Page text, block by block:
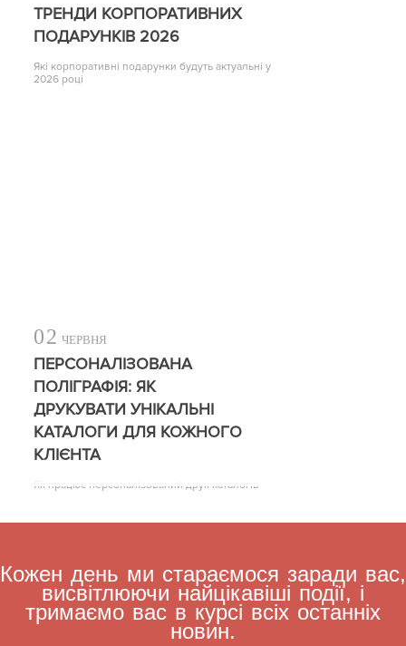
ТРЕНДИ КОРПОРАТИВНИХ
ПОДАРУНКІВ 2026
Які корпоративні подарунки будуть актуальні у
2026 році
02 ЧЕРВНЯ
ПЕРСОНАЛІЗОВАНА
ПОЛІГРАФІЯ: ЯК
ДРУКУВАТИ УНІКАЛЬНІ
КАТАЛОГИ ДЛЯ КОЖНОГО
КЛІЄНТА
Як працює персоналізований друк каталогів
Кожен день ми стараємося заради вас,
висвітлюючи найцікавіші події, і
тримаємо вас в курсі всіх останніх
новин.